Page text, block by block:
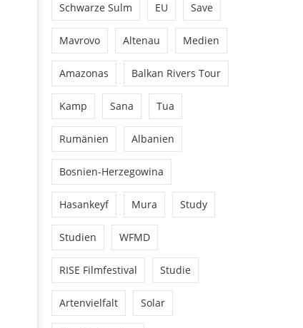
Schwarze Sulm EU Save
Mavrovo Altenau Medien
Amazonas Balkan Rivers Tour
Kamp Sana Tua
Rumänien Albanien
Bosnien-Herzegowina
Hasankeyf Mura Study
Studien WFMD
RISE Filmfestival Studie
Artenvielfalt Solar